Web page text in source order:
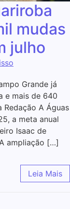
mudas
julho
Grande já
e mais de 640
Redação A Águas
a meta anual
Isaac de
ampliação […]
Leia Mais